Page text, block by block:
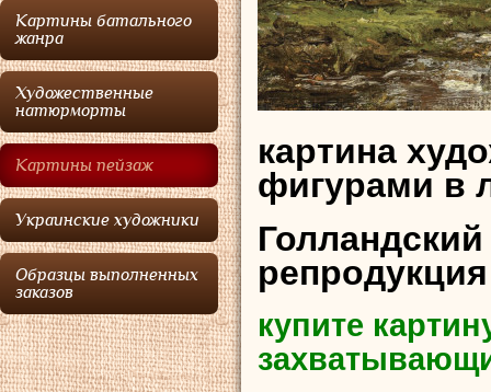
Картины батального
жанра
Художественные
натюрморты
Картины пейзаж
Украинские художники
Образцы выполненных
заказов
картина
фигурами в
купите